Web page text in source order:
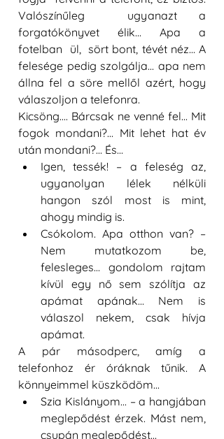
Valószínűleg  ugyanazt a
forgatókönyvet élik... Apa a
fotelban  ül,  sört bont, tévét néz... A
felesége pedig szolgálja... apa nem
állna fel a söre mellől azért, hogy
válaszoljon a telefonra.
Kicsöng.... Bárcsak ne venné fel... Mit
fogok mondani?... Mit lehet hat év
után mondani?... És...
Igen, tessék! – a feleség az,
ugyanolyan lélek nélküli
hangon szól most is mint,
ahogy mindig is.
Csókolom. Apa otthon van? –
Nem mutatkozom be,
felesleges... gondolom rajtam
kívül egy nő sem szólítja az
apámat apának... Nem is
válaszol nekem, csak hívja
apámat.
A pár másodperc, amíg a
telefonhoz ér óráknak tűnik. A
könnyeimmel küszködöm...
Szia Kislányom... – a hangjában
meglepődést érzek. Mást nem,
csupán meglepődést...